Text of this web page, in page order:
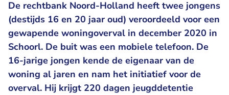
De rechtbank Noord-Holland heeft twee jongens
(destijds 16 en 20 jaar oud) veroordeeld voor een
gewapende woningoverval in december 2020 in
Schoorl. De buit was een mobiele telefoon. De
16-jarige jongen kende de eigenaar van de
woning al jaren en nam het initiatief voor de
overval. Hij krijgt 220 dagen jeugddetentie